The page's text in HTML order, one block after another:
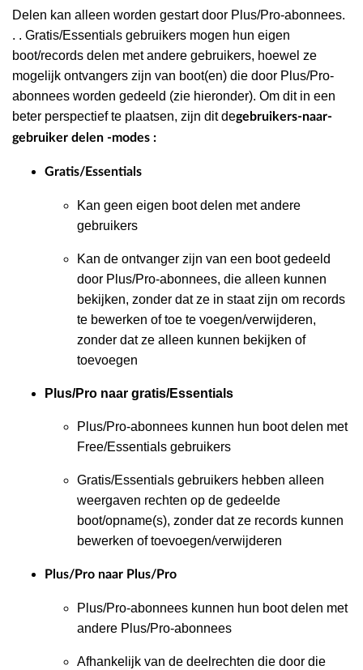
Delen kan alleen worden gestart door Plus/Pro-abonnees.
. . Gratis/Essentials gebruikers mogen hun eigen
boot/records delen met andere gebruikers, hoewel ze
mogelijk ontvangers zijn van boot(en) die door Plus/Pro-
abonnees worden gedeeld (zie hieronder). Om dit in een
beter perspectief te plaatsen, zijn dit degebruikers-naar-
gebruiker delen -modes :
Gratis/Essentials
Kan geen eigen boot delen met andere
gebruikers
Kan de ontvanger zijn van een boot gedeeld
door Plus/Pro-abonnees, die alleen kunnen
bekijken, zonder dat ze in staat zijn om records
te bewerken of toe te voegen/verwijderen,
zonder dat ze alleen kunnen bekijken of
toevoegen
Plus/Pro naar gratis/Essentials
Plus/Pro-abonnees kunnen hun boot delen met
Free/Essentials gebruikers
Gratis/Essentials gebruikers hebben alleen
weergaven rechten op de gedeelde
boot/opname(s), zonder dat ze records kunnen
bewerken of toevoegen/verwijderen
Plus/Pro naar Plus/Pro
Plus/Pro-abonnees kunnen hun boot delen met
andere Plus/Pro-abonnees
Afhankelijk van de deelrechten die door die